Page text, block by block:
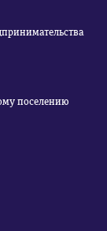
поселению